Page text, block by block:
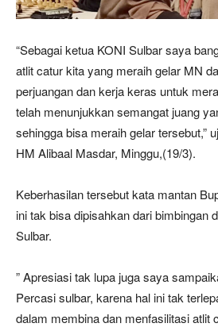
“Sebagai ketua KONI Sulbar saya
atlit catur kita yang meraih gelar MN
perjuangan dan kerja keras untuk
telah menunjukkan semangat juang
sehingga bisa meraih gelar tersebut,”
HM Alibaal Masdar, Minggu,(19/3).
Keberhasilan tersebut kata mantan
ini tak bisa dipisahkan dari bimbingan
Sulbar.
” Apresiasi tak lupa juga saya
Percasi sulbar, karena hal ini tak
dalam membina dan menfasilitasi atlit